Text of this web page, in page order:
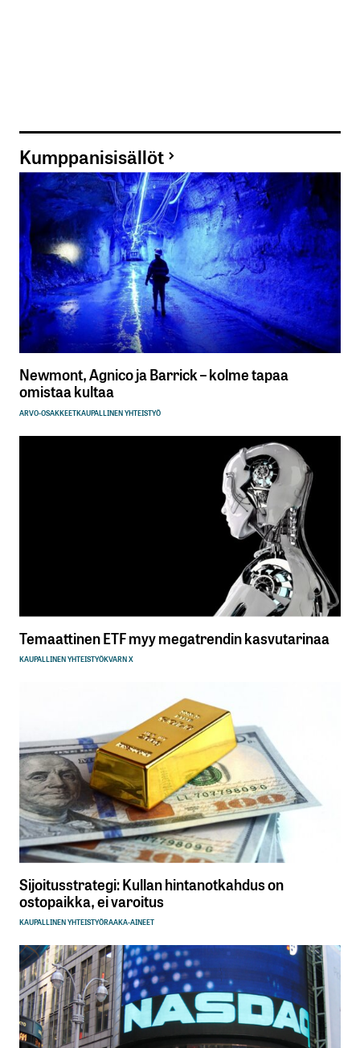
Kumppanisisällöt
Newmont, Agnico ja Barrick – kolme tapaa
omistaa kultaa
ARVO-OSAKKEETKAUPALLINEN YHTEISTYÖ
Temaattinen ETF myy megatrendin kasvutarinaa
KAUPALLINEN YHTEISTYÖKVARN X
Sijoitusstrategi: Kullan hintanotkahdus on
ostopaikka, ei varoitus
KAUPALLINEN YHTEISTYÖRAAKA-AINEET